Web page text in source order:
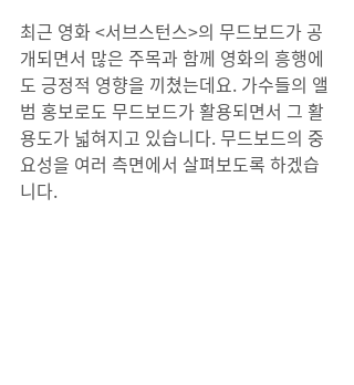
최근 영화 <서브스턴스>의 무드보드가 공
개되면서 많은 주목과 함께 영화의 흥행에
도 긍정적 영향을 끼쳤는데요. 가수들의 앨
범 홍보로도 무드보드가 활용되면서 그 활
용도가 넓혀지고 있습니다. 무드보드의 중
요성을 여러 측면에서 살펴보도록 하겠습
니다.